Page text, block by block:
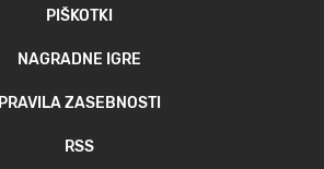
PIŠKOTKI
NAGRADNE IGRE
PRAVILA ZASEBNOSTI
RSS